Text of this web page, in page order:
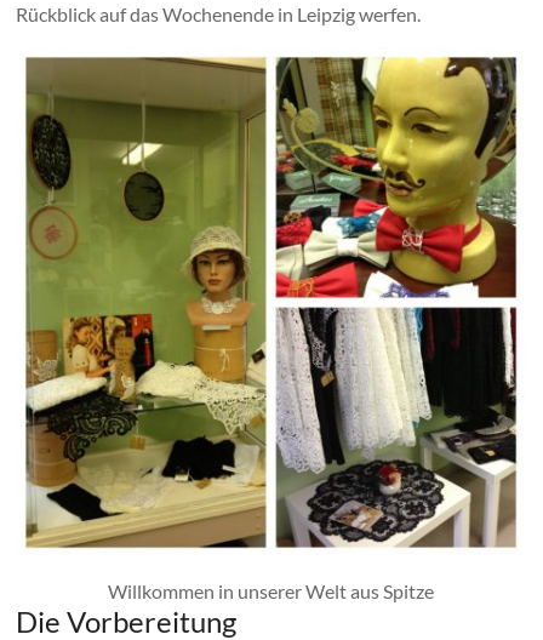
Rückblick auf das Wochenende in Leipzig werfen.
Willkommen in unserer Welt aus Spitze
Die Vorbereitung